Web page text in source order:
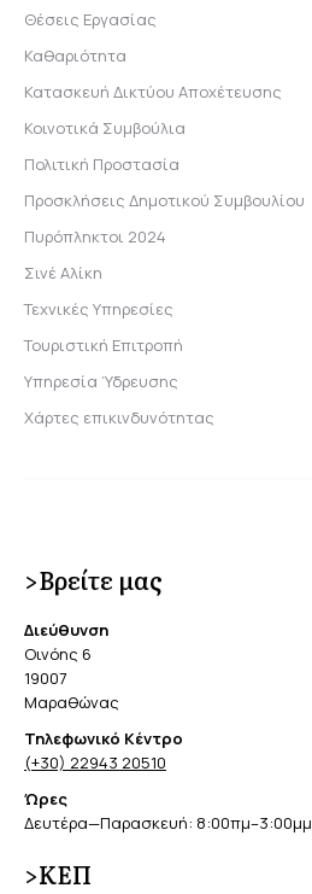
Θέσεις Εργασίας
Καθαριότητα
Κατασκευή Δικτύου Αποχέτευσης
Κοινοτικά Συμβούλια
Πολιτική Προστασία
Προσκλήσεις Δημοτικού Συμβουλίου
Πυρόπληκτοι 2024
Σινέ Αλίκη
Τεχνικές Υπηρεσίες
Τουριστική Επιτροπή
Υπηρεσία Ύδρευσης
Χάρτες επικινδυνότητας
>Βρείτε μας
Διεύθυνση
Οινόης 6
19007
Μαραθώνας
Τηλεφωνικό Κέντρο
(+30) 22943 20510
Ώρες
Δευτέρα—Παρασκευή: 8:00πμ–3:00μμ
>ΚΕΠ